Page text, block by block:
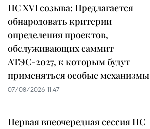
НС XVI созыва: Предлагается
обнародовать критерии
определения проектов,
обслуживающих саммит
АТЭС-2027, к которым будут
применяться особые механизмы
07/08/2026 11:47
Первая внеочередная сессия НС